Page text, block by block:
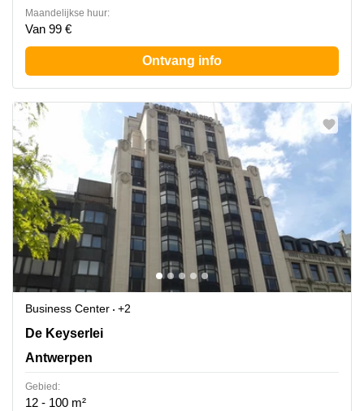
Maandelijkse huur:
Van 99 €
Ontvang info
Business Center
+2
De Keyserlei 60C, Antwerpen
De Keyserlei
Antwerpen
Gebied:
12 - 100 m²